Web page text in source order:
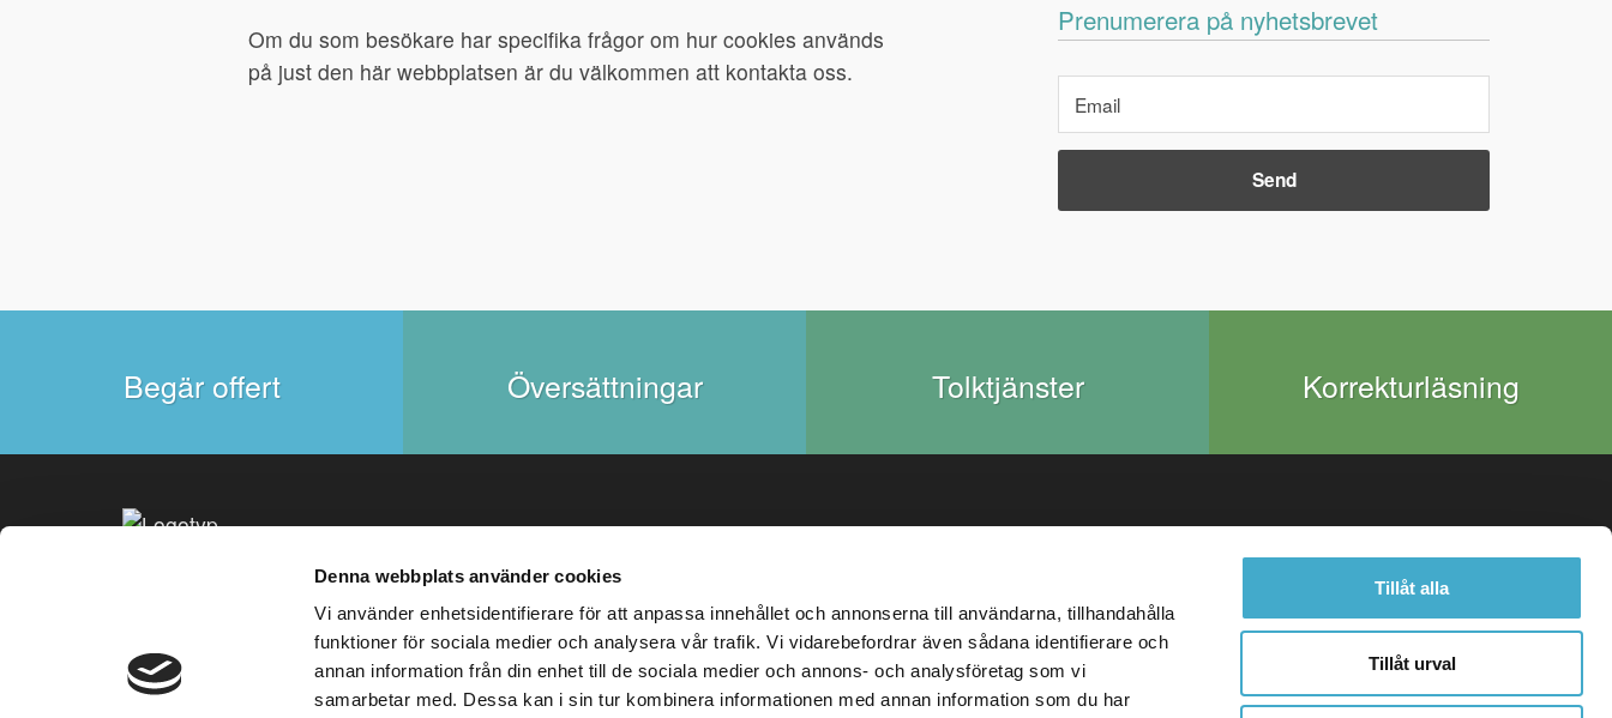
Denna webbplats använder cookies
Vi använder enhetsidentifierare för att anpassa innehållet och annonserna till användarna, tillhandahålla
funktioner för sociala medier och analysera vår trafik. Vi vidarebefordrar även sådana identifierare och
annan information från din enhet till de sociala medier och annons- och analysföretag som vi
samarbetar med. Dessa kan i sin tur kombinera informationen med annan information som du har
Tillåt alla
Tillåt urval
Om du som besökare har specifika frågor om hur cookies används
på just den här webbplatsen är du välkommen att kontakta oss.
Prenumerera på nyhetsbrevet
Begär offert Översättningar Tolktjänster Korrekturläsning
+46 (0) 8 20 37 20 info@avison.se
Avison Communication
AB
Warfvinges väg 31, 4tr
Kontaktformulär